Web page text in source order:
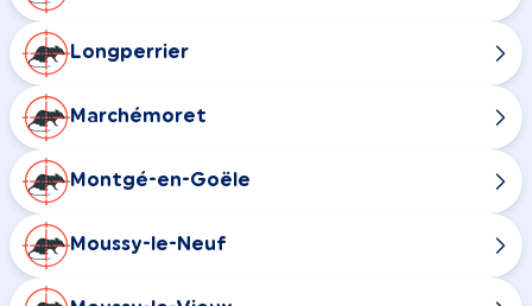
Longperrier
Marchémoret
Montgé-en-Goële
Moussy-le-Neuf